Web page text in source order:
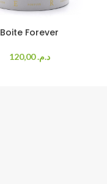
Boite Forever
د.م.120,00